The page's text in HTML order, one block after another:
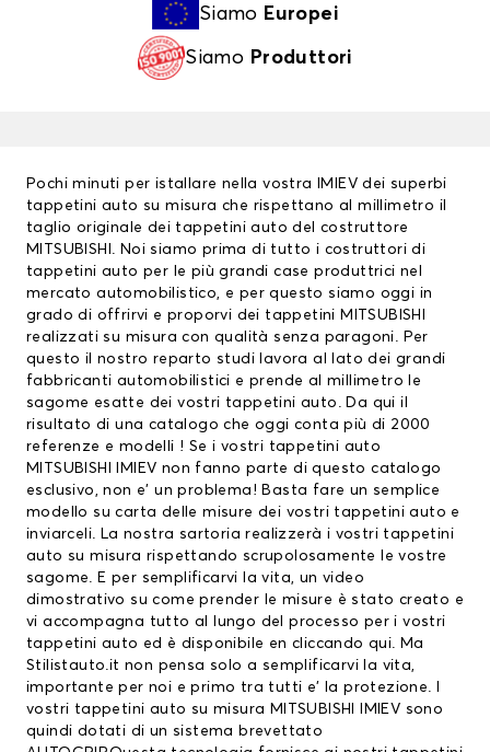
Siamo Europei
Siamo Produttori
Pochi minuti per istallare nella vostra IMIEV dei superbi
tappetini auto su misura che rispettano al millimetro il
taglio originale dei tappetini auto del costruttore
MITSUBISHI. Noi siamo prima di tutto i costruttori di
tappetini auto per le più grandi case produttrici nel
mercato automobilistico, e per questo siamo oggi in
grado di offrirvi e proporvi dei tappetini MITSUBISHI
realizzati su misura con qualità senza paragoni. Per
questo il nostro reparto studi lavora al lato dei grandi
fabbricanti automobilistici e prende al millimetro le
sagome esatte dei vostri tappetini auto. Da qui il
risultato di una catalogo che oggi conta più di 2000
referenze e modelli ! Se i vostri tappetini auto
MITSUBISHI IMIEV non fanno parte di questo catalogo
esclusivo, non e’ un problema! Basta fare un semplice
modello su carta delle misure dei vostri tappetini auto e
inviarceli. La nostra sartoria realizzerà i vostri tappetini
auto su misura rispettando scrupolosamente le vostre
sagome. E per semplificarvi la vita, un video
dimostrativo su come prender le misure è stato creato e
vi accompagna tutto al lungo del processo per i vostri
tappetini auto ed è disponibile en cliccando qui. Ma
Stilistauto.it non pensa solo a semplificarvi la vita,
importante per noi e primo tra tutti e’ la protezione. I
vostri tappetini auto su misura MITSUBISHI IMIEV sono
quindi dotati di un sistema brevettato